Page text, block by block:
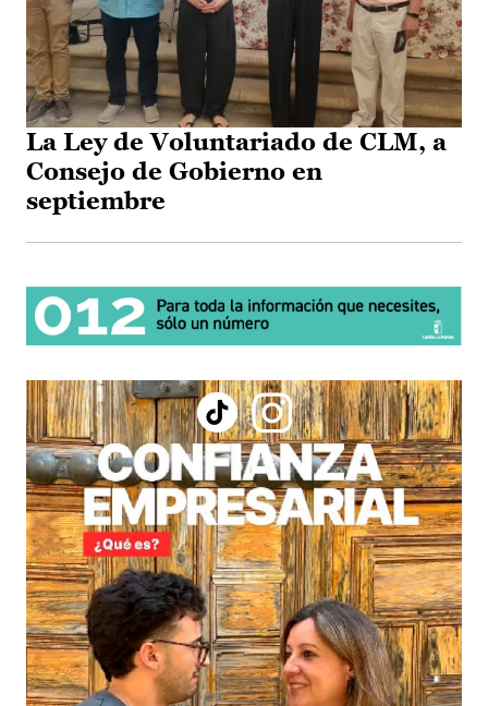
La Ley de Voluntariado de CLM, a
Consejo de Gobierno en
septiembre